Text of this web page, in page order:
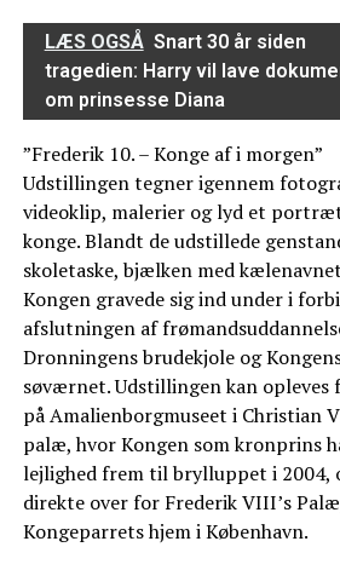
LÆS OGSÅ Snart 30 år siden
tragedien: Harry vil lave
om prinsesse Diana
”Frederik 10. – Konge af i morgen”
Udstillingen tegner igennem
videoklip, malerier og lyd et
konge. Blandt de udstillede
skoletaske, bjælken med
Kongen gravede sig ind under i
afslutningen af
Dronningens brudekjole og
søværnet. Udstillingen kan opleves
på Amalienborgmuseet i Christian
palæ, hvor Kongen som kronprins
lejlighed frem til brylluppet i 2004,
direkte over for Frederik VIII’s
Kongeparrets hjem i København.